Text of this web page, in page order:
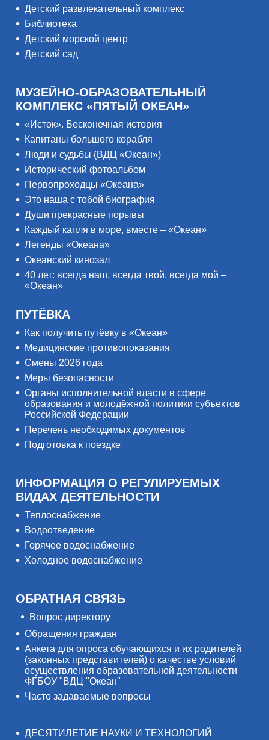
Детский развлекательный комплекс
Библиотека
Детский морской центр
Детский сад
МУЗЕЙНО-ОБРАЗОВАТЕЛЬНЫЙ
КОМПЛЕКС «ПЯТЫЙ ОКЕАН»
«Исток». Бесконечная история
Капитаны большого корабля
Люди и судьбы (ВДЦ «Океан»)
Исторический фотоальбом
Первопроходцы «Океана»
Это наша с тобой биография
Души прекрасные порывы
Каждый капля в море, вместе – «Океан»
Легенды «Океана»
Океанский кинозал
40 лет: всегда наш, всегда твой, всегда мой –
«Океан»
ПУТЁВКА
Как получить путёвку в «Океан»
Медицинские противопоказания
Смены 2026 года
Меры безопасности
Органы исполнительной власти в сфере
образования и молодёжной политики субъектов
Российской Федерации
Перечень необходимых документов
Подготовка к поездке
ИНФОРМАЦИЯ О РЕГУЛИРУЕМЫХ
ВИДАХ ДЕЯТЕЛЬНОСТИ
Теплоснабжение
Водоотведение
Горячее водоснабжение
Холодное водоснабжение
ОБРАТНАЯ СВЯЗЬ
Вопрос директору
Обращения граждан
Анкета для опроса обучающихся и их родителей
(законных представителей) о качестве условий
осуществления образовательной деятельности
ФГБОУ "ВДЦ "Океан"
Часто задаваемые вопросы
ДЕСЯТИЛЕТИЕ НАУКИ И ТЕХНОЛОГИЙ